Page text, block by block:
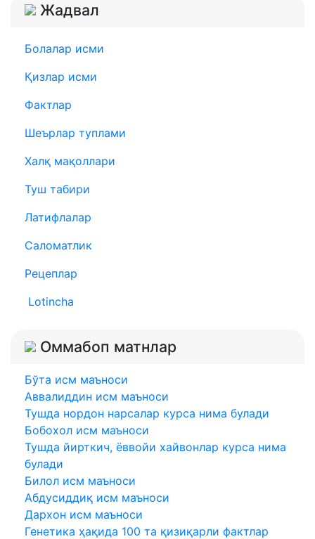
Жадвал
Болалар исми
Қизлар исми
Фактлар
Шеърлар туплами
Халқ мақоллари
Туш табири
Латифлалар
Саломатлик
Рецеплар
Lotincha
Оммабоп матнлар
Бўта исм маъноси
Аввалиддин исм маъноси
Тушда нордон нарсалар курса нима булади
Бобохол исм маъноси
Тушда йирткич, ёввойи хайвонлар курса нима
булади
Билол исм маъноси
Абдусиддиқ исм маъноси
Дархон исм маъноси
Генетика ҳақида 100 та қизиқарли фактлар